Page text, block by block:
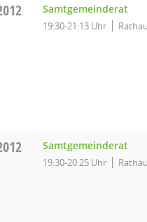
Samtgemeinderat
19:30-21:13 Uhr
Samtgemeinderat
19:30-20:25 Uhr